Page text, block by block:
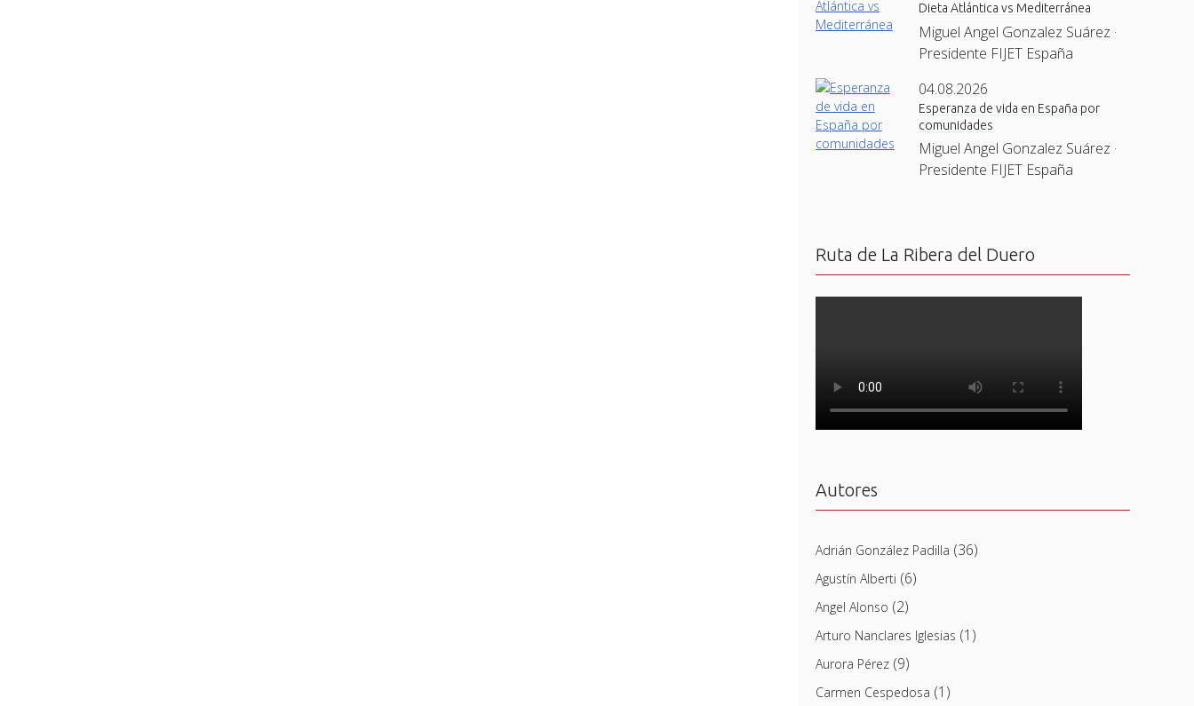
Dieta Atlántica vs Mediterránea
Miguel Angel Gonzalez Suárez ·
Presidente FIJET España
04.08.2026
Esperanza de vida en España por
comunidades
Miguel Angel Gonzalez Suárez ·
Presidente FIJET España
Ruta de La Ribera del Duero
Autores
Adrián González Padilla (36)
Agustín Alberti (6)
Angel Alonso (2)
Arturo Nanclares Iglesias (1)
Aurora Pérez(9)
Carmen Cespedosa (1)